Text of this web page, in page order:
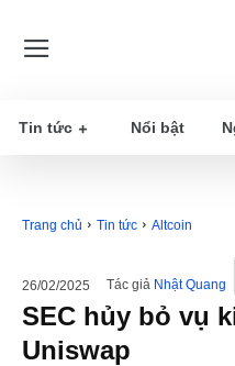
Tin tức Nổi bật
Trang chủ Tin tức Altcoin
26/02/2025 Tác giả Nhật Quang
SEC hủy bỏ vụ
Uniswap